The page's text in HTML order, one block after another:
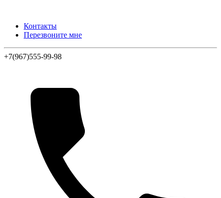
Контакты
Перезвоните мне
+7(967)555-99-98